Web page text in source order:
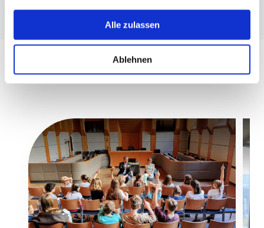
USA bedeuten kann.
Alle zulassen
Ablehnen